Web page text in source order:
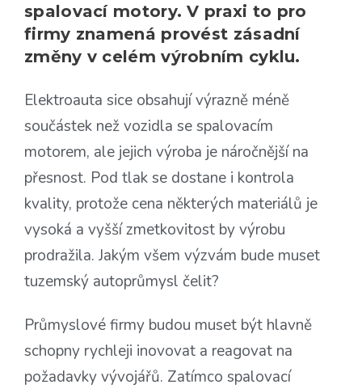
spalovací motory. V praxi to pro
firmy znamená provést zásadní
změny v celém výrobním cyklu.
Elektroauta sice obsahují výrazně méně
součástek než vozidla se spalovacím
motorem, ale jejich výroba je náročnější na
přesnost. Pod tlak se dostane i kontrola
kvality, protože cena některých materiálů je
vysoká a vyšší zmetkovitost by výrobu
prodražila. Jakým všem výzvám bude muset
tuzemský autoprůmysl čelit?
Průmyslové firmy budou muset být hlavně
schopny rychleji inovovat a reagovat na
požadavky vývojářů. Zatímco spalovací